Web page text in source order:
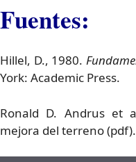
Fuentes:
Hillel, D., 1980.
York: Academic Press.
Ronald D. Andrus et
mejora del terreno (pdf).